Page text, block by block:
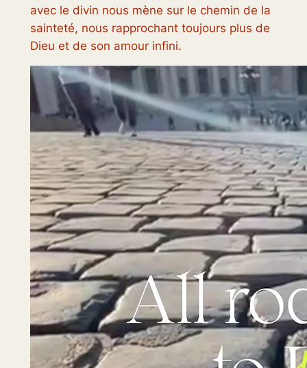
avec le divin nous mène sur le chemin de la
sainteté, nous rapprochant toujours plus de
Dieu et de son amour infini.